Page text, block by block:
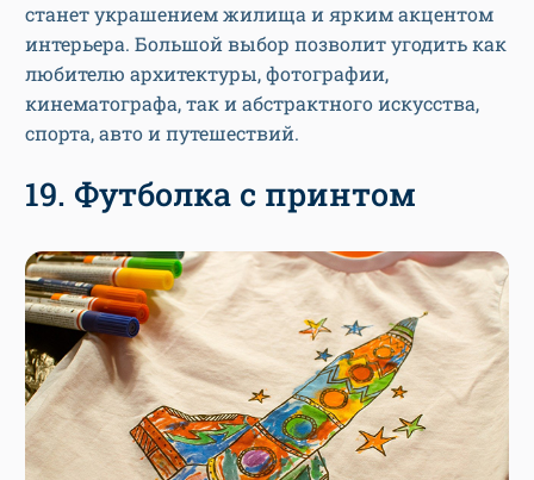
станет украшением жилища и ярким акцентом
интерьера. Большой выбор позволит угодить как
любителю архитектуры, фотографии,
кинематографа, так и абстрактного искусства,
спорта, авто и путешествий.
19. Футболка с принтом